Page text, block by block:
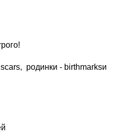
родинки - birthmarksи